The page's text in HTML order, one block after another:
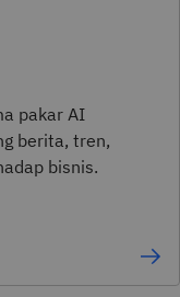
pakar AI
berita, tren,
bisnis.